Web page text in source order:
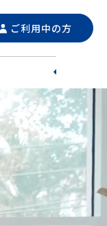
ご利用中の方